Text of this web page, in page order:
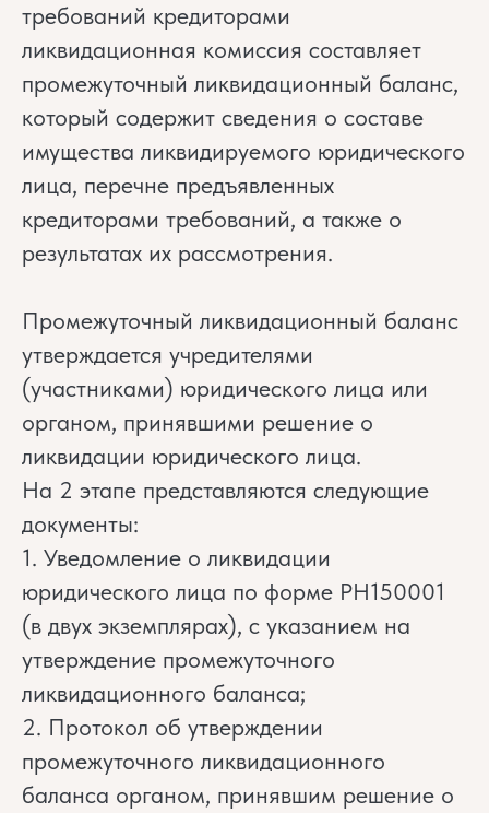
требований кредиторами
ликвидационная комиссия составляет
промежуточный ликвидационный баланс,
который содержит сведения о составе
имущества ликвидируемого юридического
лица, перечне предъявленных
кредиторами требований, а также о
результатах их рассмотрения.
Промежуточный ликвидационный баланс
утверждается учредителями
(участниками) юридического лица или
органом, принявшими решение о
ликвидации юридического лица.
На 2 этапе представляются следующие
документы:
1. Уведомление о ликвидации
юридического лица по форме РН150001
(в двух экземплярах), с указанием на
утверждение промежуточного
ликвидационного баланса;
2. Протокол об утверждении
промежуточного ликвидационного
баланса органом, принявшим решение о